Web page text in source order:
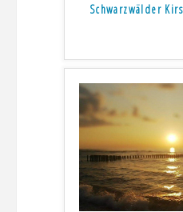
Schwarzwälder